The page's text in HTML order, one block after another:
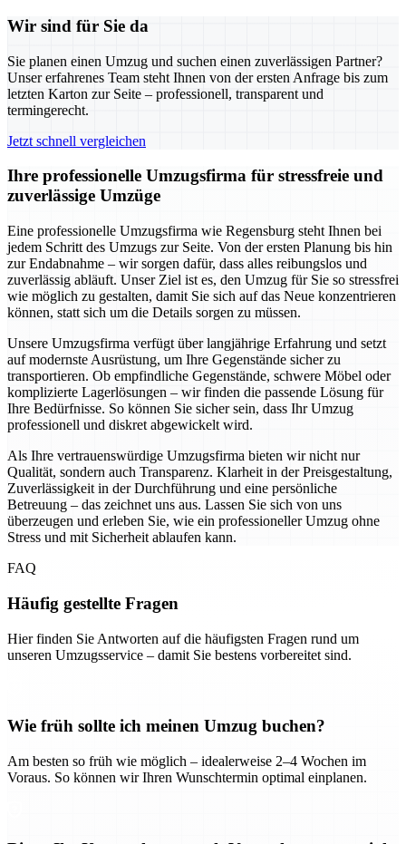
Wir sind für Sie da
Sie planen einen Umzug und suchen einen zuverlässigen Partner?
Unser erfahrenes Team steht Ihnen von der ersten Anfrage bis zum
letzten Karton zur Seite – professionell, transparent und
termingerecht.
Jetzt schnell vergleichen
Ihre professionelle Umzugsfirma für stressfreie und
zuverlässige Umzüge
Eine professionelle Umzugsfirma wie Regensburg steht Ihnen bei
jedem Schritt des Umzugs zur Seite. Von der ersten Planung bis hin
zur Endabnahme – wir sorgen dafür, dass alles reibungslos und
zuverlässig abläuft. Unser Ziel ist es, den Umzug für Sie so stressfrei
wie möglich zu gestalten, damit Sie sich auf das Neue konzentrieren
können, statt sich um die Details sorgen zu müssen.
Unsere Umzugsfirma verfügt über langjährige Erfahrung und setzt
auf modernste Ausrüstung, um Ihre Gegenstände sicher zu
transportieren. Ob empfindliche Gegenstände, schwere Möbel oder
komplizierte Lagerlösungen – wir finden die passende Lösung für
Ihre Bedürfnisse. So können Sie sicher sein, dass Ihr Umzug
professionell und diskret abgewickelt wird.
Als Ihre vertrauenswürdige Umzugsfirma bieten wir nicht nur
Qualität, sondern auch Transparenz. Klarheit in der Preisgestaltung,
Zuverlässigkeit in der Durchführung und eine persönliche
Betreuung – das zeichnet uns aus. Lassen Sie sich von uns
überzeugen und erleben Sie, wie ein professioneller Umzug ohne
Stress und mit Sicherheit ablaufen kann.
FAQ
Häufig gestellte Fragen
Hier finden Sie Antworten auf die häufigsten Fragen rund um
unseren Umzugsservice – damit Sie bestens vorbereitet sind.
Wie früh sollte ich meinen Umzug buchen?
Am besten so früh wie möglich – idealerweise 2–4 Wochen im
Voraus. So können wir Ihren Wunschtermin optimal einplanen.